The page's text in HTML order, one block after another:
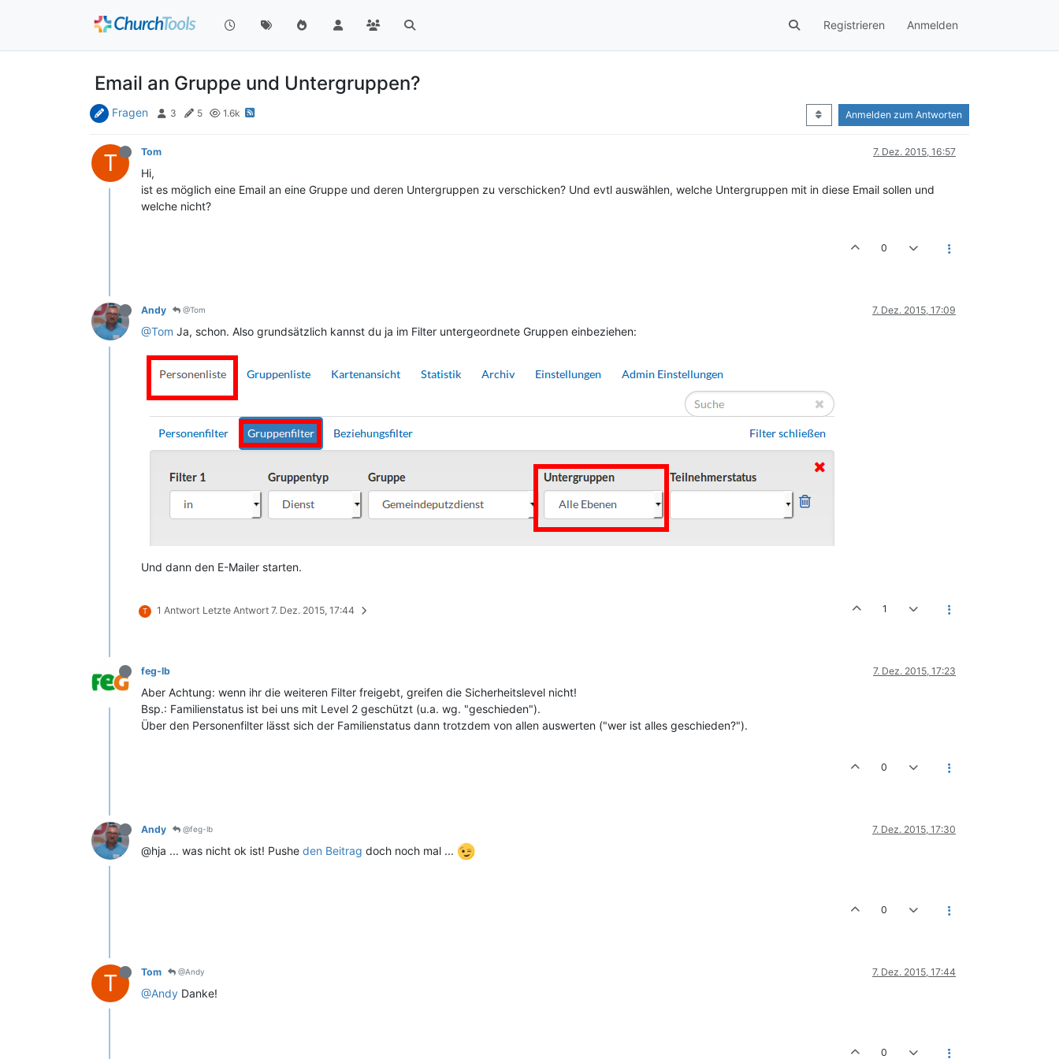
Registrieren Anmelden
Email an Gruppe und Untergruppen?
Fragen 3 5 1.6k Anmelden zum Antworten
T Tom 7. Dez. 2015, 16:57
Hi,
ist es möglich eine Email an eine Gruppe und deren Untergruppen zu verschicken? Und evtl auswählen, welche Untergruppen mit in diese Email sollen und
welche nicht?
0
Andy @Tom 7. Dez. 2015, 17:09
@Tom Ja, schon. Also grundsätzlich kannst du ja im Filter untergeordnete Gruppen einbeziehen:
Und dann den E-Mailer starten.
T 1 Antwort Letzte Antwort 7. Dez. 2015, 17:44 1
feg-lb 7. Dez. 2015, 17:23
Aber Achtung: wenn ihr die weiteren Filter freigebt, greifen die Sicherheitslevel nicht!
Bsp.: Familienstatus ist bei uns mit Level 2 geschützt (u.a. wg. "geschieden").
Über den Personenfilter lässt sich der Familienstatus dann trotzdem von allen auswerten ("wer ist alles geschieden?").
0
Andy @feg-lb 7. Dez. 2015, 17:30
@hja ... was nicht ok ist! Pushe den Beitrag doch noch mal ...
0
T Tom @Andy 7. Dez. 2015, 17:44
@Andy Danke!
0